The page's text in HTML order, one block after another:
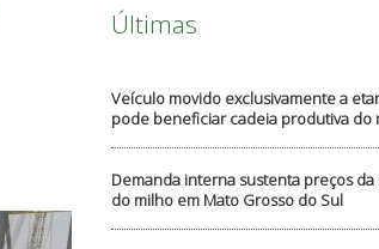
Últimas
Veículo movido exclusivamente a
pode beneficiar cadeia produtiva do
Demanda interna sustenta preços da
do milho em Mato Grosso do Sul